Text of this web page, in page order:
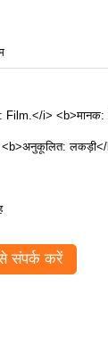
Film.</i>
संपर्क करें